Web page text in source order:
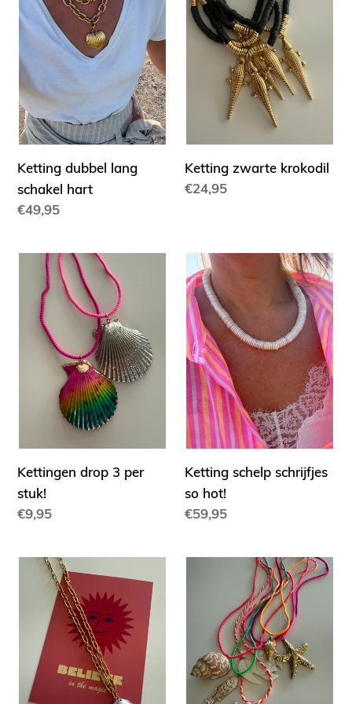
e
:
schakel
hart
Ketting dubbel lang
schakel hart
Normale
€49,95
Ketting zwarte krokodil
Normale
€24,95
Kettingen
drop
stuk!
Kettingen drop 3 per
stuk!
Normale
€9,95
Ketting
schelp
schrijfjes
so
hot!
Ketting schelp schrijfjes
so hot!
Normale
€59,95
Ketting
schakeltje
schelp
drop
per
stuk